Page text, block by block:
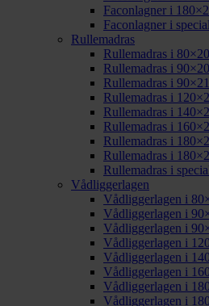
Faconlagner i
Faconlagner i
Rullemadras
Rullemadras i
Rullemadras i
Rullemadras i
Rullemadras i
Rullemadras i
Rullemadras i
Rullemadras i
Rullemadras i
Rullemadras i
Vådliggerlagen
Vådliggerlagen i
Vådliggerlagen i
Vådliggerlagen i
Vådliggerlagen i
Vådliggerlagen i
Vådliggerlagen i
Vådliggerlagen i
Vådliggerlagen i